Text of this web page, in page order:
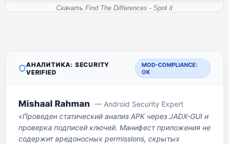
Скачать Find The Differences - Spot it
АНАЛИТИКА: SECURITY
VERIFIED
MOD-COMPLIANCE:
OK
Mishaal Rahman — Android Security Expert
«Проведен статический анализ APK через JADX-GUI и
проверка подписей ключей. Манифест приложения не
содержит вредоносных permissions, скрытых